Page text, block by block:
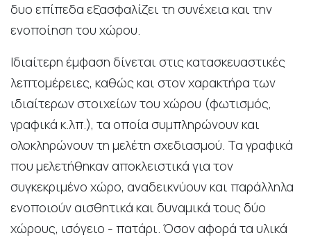
δυο επίπεδα εξασφαλίζει τη συνέχεια και την
ενοποίηση του χώρου.
Ιδιαίτερη έμφαση δίνεται στις κατασκευαστικές
λεπτομέρειες, καθώς και στον χαρακτήρα των
ιδιαίτερων στοιχείων του χώρου (φωτισμός,
γραφικά κ.λπ.), τα οποία συμπληρώνουν και
ολοκληρώνουν τη μελέτη σχεδιασμού. Τα γραφικά
που μελετήθηκαν αποκλειστικά για τον
συγκεκριμένο χώρο, αναδεικνύουν και παράλληλα
ενοποιούν αισθητικά και δυναμικά τους δύο
χώρους, ισόγειο - πατάρι. Όσον αφορά τα υλικά